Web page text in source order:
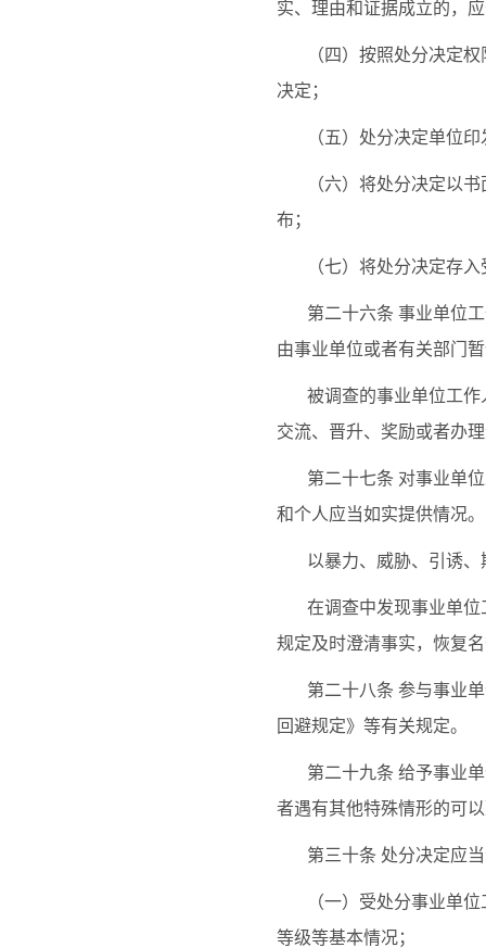
实、理由和证据成立的，
（四）按照处分决定
决定；
（五）处分决定单位
（六）将处分决定以
布；
（七）将处分决定存
第二十六条 事业单位
由事业单位或者有关部门
被调查的事业单位工
交流、晋升、奖励或者办
第二十七条 对事业单
和个人应当如实提供情况。
以暴力、威胁、引诱
在调查中发现事业单
规定及时澄清事实，恢复
第二十八条 参与事业
回避规定》等有关规定。
第二十九条 给予事业
者遇有其他特殊情形的可
第三十条 处分决定应
（一）受处分事业单
等级等基本情况；